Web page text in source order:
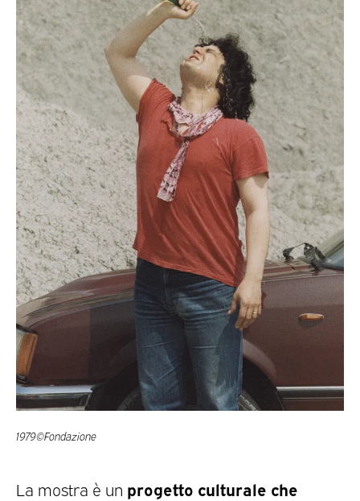
1979©Fondazione
La mostra è un progetto culturale che